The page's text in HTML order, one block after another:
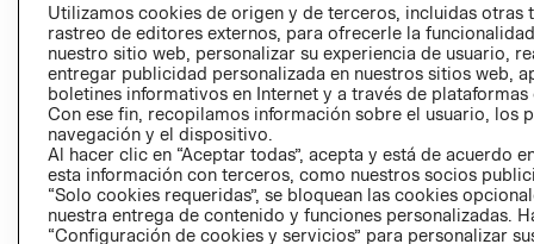
AVISO DE
PRIVACIDAD
GIFT CARD
Utilizamos cookies de origen y de terceros, incluidas otras
rastreo de editores externos, para ofrecerle la
nuestro sitio web, personalizar su experiencia de usuario,
entregar publicidad personalizada en nuestros sitios web,
boletines informativos en Internet y a través de plataformas
Con ese fin, recopilamos información sobre el usuario, los
navegación y el dispositivo.
Al hacer clic en “Aceptar todas”, acepta y está de acuerdo
esta información con terceros, como nuestros socios
“Solo cookies requeridas”, se bloquean las cookies
nuestra entrega de contenido y funciones personalizadas.
“Configuración de cookies y servicios” para personalizar